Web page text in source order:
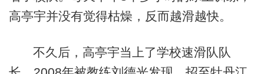
高亭宇并没有觉得枯燥，反而越滑越快。
不久后，高亭宇当上了学校速滑队队